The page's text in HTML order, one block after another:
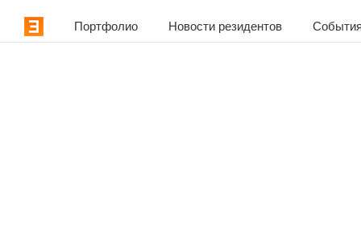
Портфолио Новости резидентов